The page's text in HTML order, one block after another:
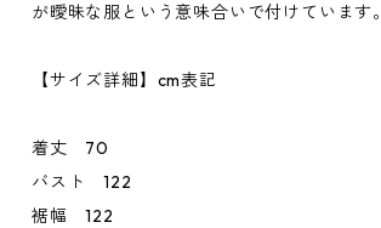
が曖昧な服という意味合いで付けています。
【サイズ詳細】cm表記
着丈 70
バスト 122
裾幅 122